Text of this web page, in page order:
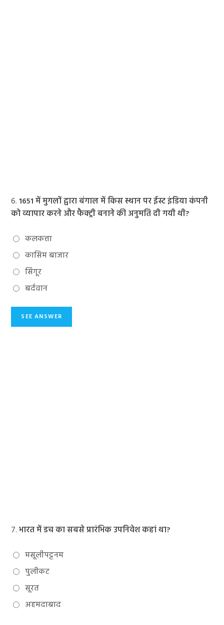
6.1651 में मुगलों द्वारा बंगाल में किस स्थान पर ईस्ट इंडिया कंपनी
को व्यापार करने और फैक्ट्री बनाने की अनुमति दी गयी थी?
कलकत्ता
कासिम बाजार
सिंगूर
बर्दवान
7.भारत में डच का सबसे प्रारंभिक उपनिवेश कहां था?
मसूलीपट्टनम
पुलीकट
सूरत
अहमदाबाद